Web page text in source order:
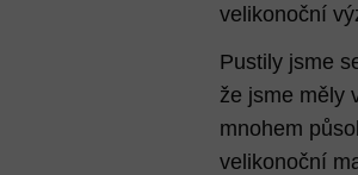
velikonoční
Pustily jsme
že jsme měly
mnohem
velikonoční